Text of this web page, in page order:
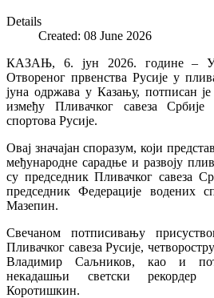
Details
Created: 08 June 2026
КАЗАЊ, 6. јун 2026. године –
Отвореног првенства Русије у
јуна одржава у Казању, потписан
између Пливачког савеза
спортова Русије.
Овај значајан споразум, који
међународне сарадње и развоју
су председник Пливачког савеза
председник Федерације водених
Мазепин.
Свечаном потписивању
Пливачког савеза Русије,
Владимир Саљников, као и
некадашњи светски
Коротишкин.